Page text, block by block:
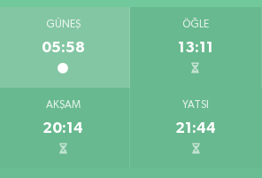
GÜNEŞ
05:58
ÖĞLE
13:11
AKŞAM
20:14
YATSI
21:44